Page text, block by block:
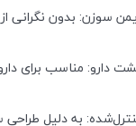
سوزن: بدون نگرانی
دارو: مناسب برای
به دلیل